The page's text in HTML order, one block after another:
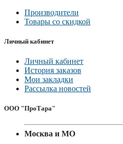
Производители
Товары со скидкой
Личный кабинет
Личный кабинет
История заказов
Мои закладки
Рассылка новостей
ООО "ПроТара"
Москва и МО